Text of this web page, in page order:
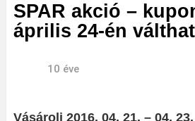
SPAR akció –
április 24-én
10 éve
Vásárolj 2016. 04. 21. – 04.